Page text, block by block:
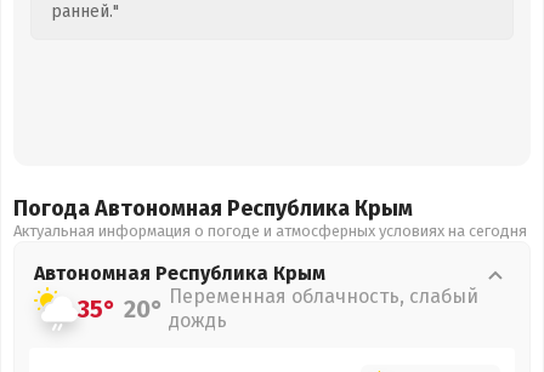
ранней."
Погода Автономная Республика Крым
Актуальная информация о погоде и атмосферных условиях на сегодня
Автономная Республика Крым
35° 20° Переменная облачность, слабый
дождь